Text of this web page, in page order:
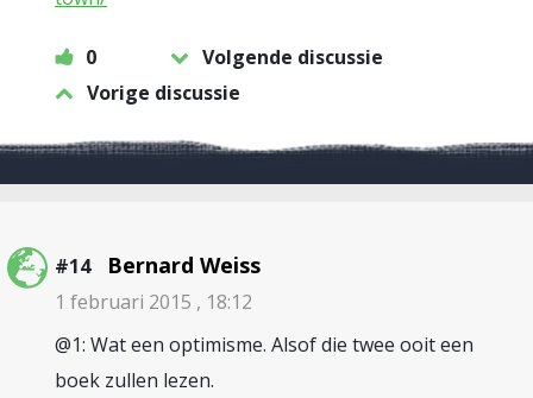
0
Volgende discussie
Vorige discussie
#14 Bernard Weiss
1 februari 2015 , 18:12
@1: Wat een optimisme. Alsof die twee ooit een
boek zullen lezen.